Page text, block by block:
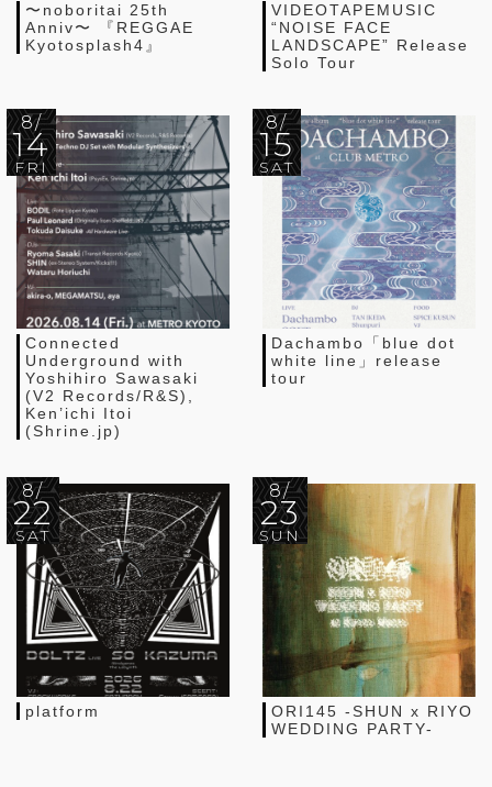
〜noboritai 25th
Anniv〜 『REGGAE
Kyotosplash4』
VIDEOTAPEMUSIC
“NOISE FACE
LANDSCAPE” Release
Solo Tour
8/
14
FRI
Connected
Underground with
Yoshihiro Sawasaki
(V2 Records/R&S),
Ken’ichi Itoi
(Shrine.jp)
8/
15
SAT
Dachambo「blue dot
white line」release
tour
8/
22
SAT
platform
8/
23
SUN
ORI145 -SHUN x RIYO
WEDDING PARTY-